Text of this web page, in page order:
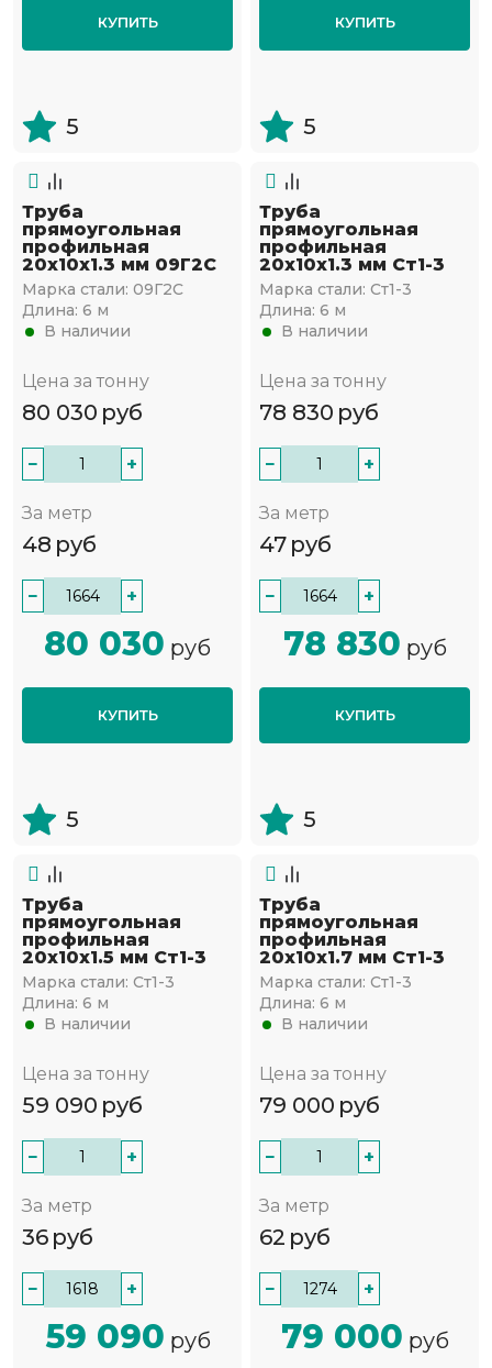
КУПИТЬ
5
КУПИТЬ
5
Труба
прямоугольная
профильная
20х10х1.3 мм 09Г2С
Марка стали: 09Г2С
Длина: 6 м
В наличии
Цена за тонну
80 030 руб
− +
За метр
48 руб
− +
80 030 руб
КУПИТЬ
5
Труба
прямоугольная
профильная
20х10х1.3 мм Ст1-3
Марка стали: Ст1-3
Длина: 6 м
В наличии
Цена за тонну
78 830 руб
− +
За метр
47 руб
− +
78 830 руб
КУПИТЬ
5
Труба
прямоугольная
профильная
20х10х1.5 мм Ст1-3
Марка стали: Ст1-3
Длина: 6 м
В наличии
Цена за тонну
59 090 руб
− +
За метр
36 руб
− +
59 090 руб
Труба
прямоугольная
профильная
20х10х1.7 мм Ст1-3
Марка стали: Ст1-3
Длина: 6 м
В наличии
Цена за тонну
79 000 руб
− +
За метр
62 руб
− +
79 000 руб